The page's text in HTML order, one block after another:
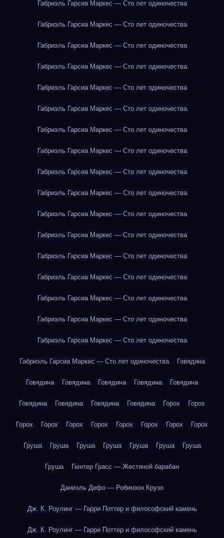
Габриэль Гарсиа Маркес — Сто лет одиночества
Габриэль Гарсиа Маркес — Сто лет одиночества
Габриэль Гарсиа Маркес — Сто лет одиночества
Габриэль Гарсиа Маркес — Сто лет одиночества
Габриэль Гарсиа Маркес — Сто лет одиночества
Габриэль Гарсиа Маркес — Сто лет одиночества
Габриэль Гарсиа Маркес — Сто лет одиночества
Габриэль Гарсиа Маркес — Сто лет одиночества
Габриэль Гарсиа Маркес — Сто лет одиночества
Габриэль Гарсиа Маркес — Сто лет одиночества
Габриэль Гарсиа Маркес — Сто лет одиночества
Габриэль Гарсиа Маркес — Сто лет одиночества
Габриэль Гарсиа Маркес — Сто лет одиночества
Габриэль Гарсиа Маркес — Сто лет одиночества
Габриэль Гарсиа Маркес — Сто лет одиночества
Габриэль Гарсиа Маркес — Сто лет одиночества
Габриэль Гарсиа Маркес — Сто лет одиночества
Габриэль Гарсиа Маркес — Сто лет одиночества Говядина
Говядина Говядина Говядина Говядина Говядина
Говядина Говядина Говядина Говядина Горох Горох
Горох Горох Горох Горох Горох Горох Горох Горох
Груша Груша Груша Груша Груша Груша Груша
Груша Гюнтер Грасс — Жестяной барабан
Даниэль Дефо — Робинзон Крузо
Дж. К. Роулинг — Гарри Поттер и философский камень
Дж. К. Роулинг — Гарри Поттер и философский камень